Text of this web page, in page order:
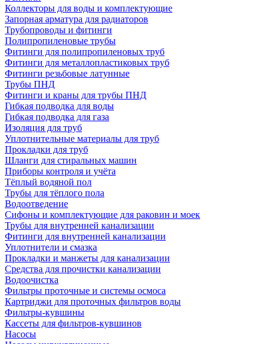
Коллекторы для воды и комплектующие
Запорная арматура для радиаторов
Трубопроводы и фитинги
Полипропиленовые трубы
Фитинги для полипропиленовых труб
Фитинги для металлопластиковых труб
Фитинги резьбовые латунные
Трубы ПНД
Фитинги и краны для трубы ПНД
Гибкая подводка для воды
Гибкая подводка для газа
Изоляция для труб
Уплотнительные материалы для труб
Прокладки для труб
Шланги для стиральных машин
Приборы контроля и учёта
Тёплый водяной пол
Трубы для тёплого пола
Водоотведение
Сифоны и комплектующие для раковин и моек
Трубы для внутренней канализации
Фитинги для внутренней канализации
Уплотнители и смазка
Прокладки и манжеты для канализации
Средства для прочистки канализации
Водоочистка
Фильтры проточные и системы осмоса
Картриджи для проточных фильтров воды
Фильтры-кувшины
Кассеты для фильтров-кувшинов
Насосы